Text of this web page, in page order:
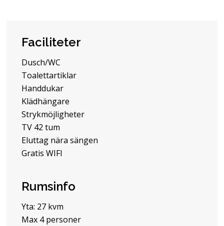
Faciliteter
Dusch/WC
Toalettartiklar
Handdukar
Klädhängare
Strykmöjligheter
TV 42 tum
Eluttag nära sängen
Gratis WIFI
Rumsinfo
Yta: 27 kvm
Max 4 personer